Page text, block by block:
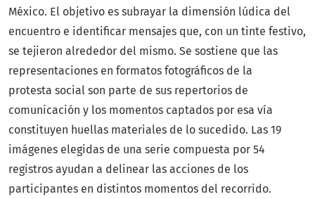
México. El objetivo es subrayar la dimensión lúdica del
encuentro e identificar mensajes que, con un tinte festivo,
se tejieron alrededor del mismo. Se sostiene que las
representaciones en formatos fotográficos de la
protesta social son parte de sus repertorios de
comunicación y los momentos captados por esa vía
constituyen huellas materiales de lo sucedido. Las 19
imágenes elegidas de una serie compuesta por 54
registros ayudan a delinear las acciones de los
participantes en distintos momentos del recorrido.